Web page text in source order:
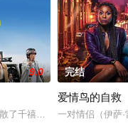
作家和他的电影教授搭档陷入
9.0
了千禧年初期当红的韩国流
完结
爱情鸟的自救
一对情侣（伊萨